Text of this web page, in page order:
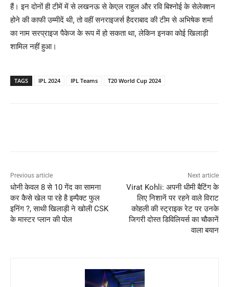
हैं। इन दोनों ही टीमें में से लखनऊ से केएल राहुल और रवि बिश्नोई के सेलेक्शन
होने की काफी उम्मीदें थी, तो वहीं सनराइजर्स हैदराबाद की टीम से अभिषेक शर्मा
का नाम सरप्राइज पैकेज के रूप में हो सकता था, लेकिन इनका कोई खिलाड़ी
शामिल नहीं हुआ।
TAGS IPL 2024 IPL Teams T20 World Cup 2024
Previous article
धोनी केवल 8 से 10 गेंद का सामना
कर कैसे खेल पा रहे है इम्पैक्ट फुल
इनिंग ?, साथी खिलाड़ी ने खोली CSK
के मास्टर प्लान की पोल
Next article
Virat Kohli: अपनी धीमी बैटिंग के
लिए निशानें पर रहने वाले विराट
कोहली की स्ट्राइक रेट पर उनके
जिगरी दोस्त डिविलियर्स का चौकानें
वाला बयान